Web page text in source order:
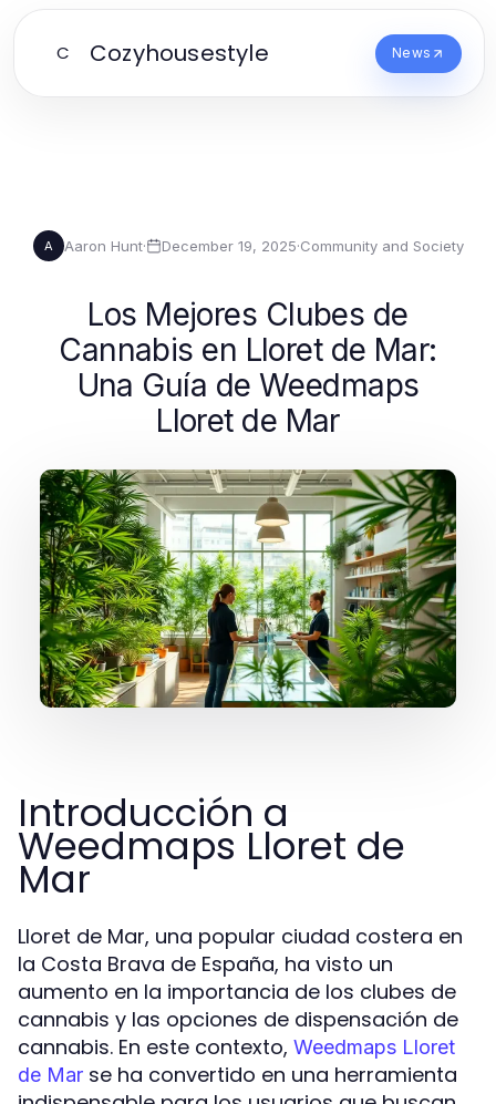
C Cozyhousestyle News
A Aaron Hunt· December 19, 2025·Community and Society
Los Mejores Clubes de
Cannabis en Lloret de Mar:
Una Guía de Weedmaps
Lloret de Mar
Introducción a
Weedmaps Lloret de
Mar
Lloret de Mar, una popular ciudad costera en
la Costa Brava de España, ha visto un
aumento en la importancia de los clubes de
cannabis y las opciones de dispensación de
cannabis. En este contexto, Weedmaps Lloret
de Mar se ha convertido en una herramienta